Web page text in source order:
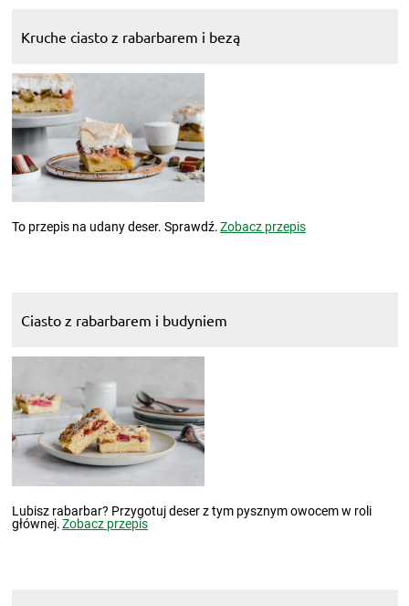
Kruche ciasto z rabarbarem i bezą
To przepis na udany deser. Sprawdź.Zobacz przepis
Ciasto z rabarbarem i budyniem
Lubisz rabarbar? Przygotuj deser z tym pysznym owocem w roli
głównej.Zobacz przepis